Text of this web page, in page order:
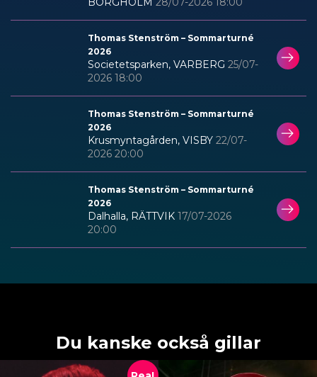
Thomas Stenström – Sommarturné
2026
Societetsparken, VARBERG 25/07-
2026 18:00
Thomas Stenström – Sommarturné
2026
Krusmyntagården, VISBY 22/07-
2026 20:00
Thomas Stenström – Sommarturné
2026
Dalhalla, RÄTTVIK 17/07-2026
20:00
Du kanske också gillar